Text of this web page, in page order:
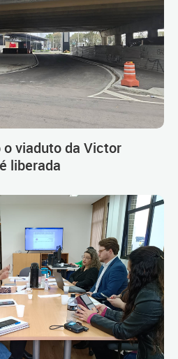
viaduto da Victor
liberada